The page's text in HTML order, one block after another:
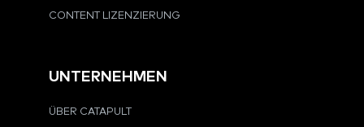
CONTENT LIZENZIERUNG
UNTERNEHMEN
ÜBER CATAPULT